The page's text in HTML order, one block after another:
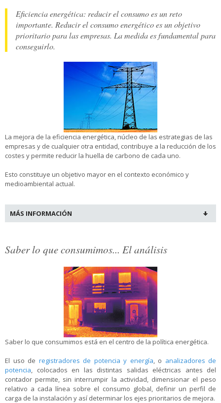
Eficiencia energética: reducir el consumo es un reto
importante. Reducir el consumo energético es un objetivo
prioritario para las empresas. La medida es fundamental para
conseguirlo.
La mejora de la eficiencia energética, núcleo de las estrategias de las
empresas y de cualquier otra entidad, contribuye a la reducción de los
costes y permite reducir la huella de carbono de cada uno.
Esto constituye un objetivo mayor en el contexto económico y
medioambiental actual.
MÁS INFORMACIÓN
Saber lo que consumimos... El análisis
Saber lo que consumimos está en el centro de la política energética.
El uso de registradores de potencia y energía, o analizadores de
potencia, colocados en las distintas salidas eléctricas antes del
contador permite, sin interrumpir la actividad, dimensionar el peso
relativo a cada línea sobre el consumo global, definir un perfil de
carga de la instalación y así determinar los ejes prioritarios de mejora.